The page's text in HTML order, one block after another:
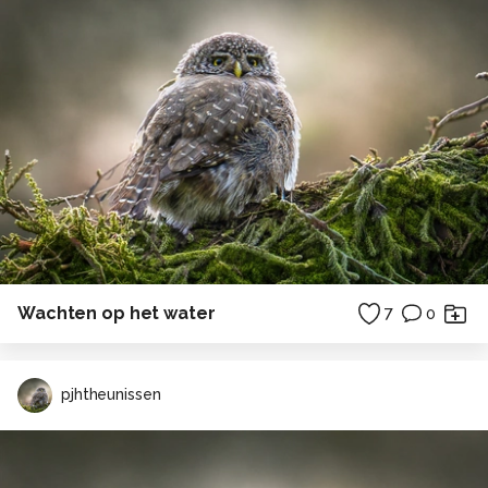
Wachten op het water 7 0
pjhtheunissen